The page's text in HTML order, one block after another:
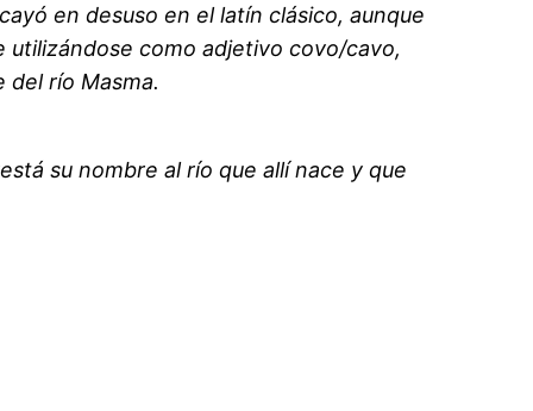
en desuso en el latín clásico, aunque
utilizándose como adjetivo covo/cavo,
del río Masma.
su nombre al río que allí nace y que